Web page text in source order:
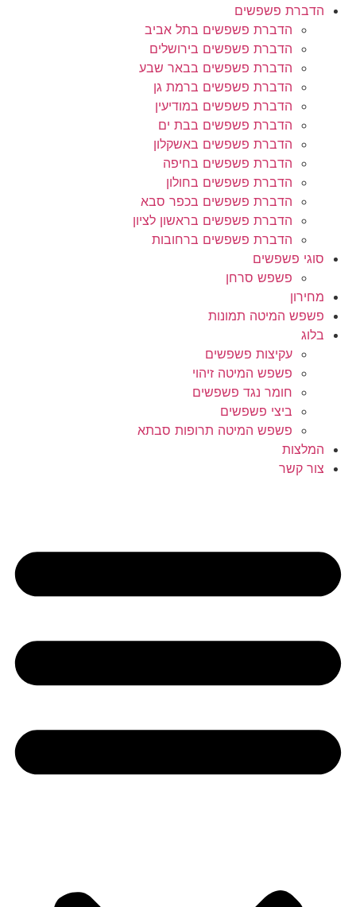
הדברת פשפשים
הדברת פשפשים בתל אביב
הדברת פשפשים בירושלים
הדברת פשפשים בבאר שבע
הדברת פשפשים ברמת גן
הדברת פשפשים במודיעין
הדברת פשפשים בבת ים
הדברת פשפשים באשקלון
הדברת פשפשים בחיפה
הדברת פשפשים בחולון
הדברת פשפשים בכפר סבא
הדברת פשפשים בראשון לציון
הדברת פשפשים ברחובות
סוגי פשפשים
פשפש סרחן
מחירון
פשפש המיטה תמונות
בלוג
עקיצות פשפשים
פשפש המיטה זיהוי
חומר נגד פשפשים
ביצי פשפשים
פשפש המיטה תרופות סבתא
המלצות
צור קשר